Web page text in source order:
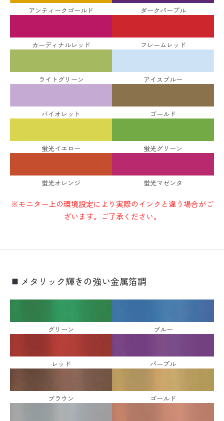
アンティークゴールド ダークパープル
カーディナルレッド フレームレッド
ライトグリーン アイスブルー
バイオレット ゴールド
蛍光イエロー 蛍光グリーン
蛍光オレンジ 蛍光マゼンタ
※モニター上の環境設定により実際のインクと違う場合がご
ざいます。ご了承ください。
メタリック輝きの強い金属箔調
グリーン ブルー
レッド パープル
ブラウン ゴールド